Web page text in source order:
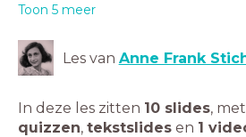
Toon 5 meer
Les van Anne Frank
In deze les zitten 10 slides, met
quizzen, tekstslides en 1